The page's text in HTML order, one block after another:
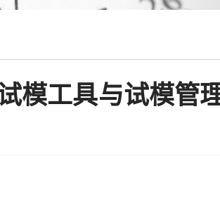
模工具与试模管